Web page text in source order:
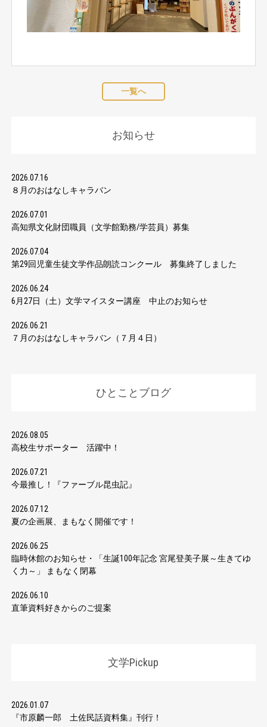
一覧へ
お知らせ
2026.07.16
８月のおはなしキャラバン
2026.07.01
高知県文化財団職員（文学館勤務/学芸員）募集
2026.07.04
第29回児童生徒文学作品朗読コンクール 募集終了しました
2026.06.24
6月27日（土）文学マイスター講座 中止のお知らせ
2026.06.21
７月のおはなしキャラバン（７月４日）
ひとことブログ
2026.08.05
高校生サポーター 活躍中！
2026.07.21
今最推し！『ファーブル昆虫記』
2026.07.12
夏の企画展、まもなく開催です！
2026.06.25
臨時休館のお知らせ・「生誕100年記念 宮尾登美子展～生きてゆ
く力～」 まもなく閉幕
2026.06.10
直筆資料好きからのご提案
文学Pickup
2026.01.07
『市原麟一郎 土佐民話資料集』刊行！